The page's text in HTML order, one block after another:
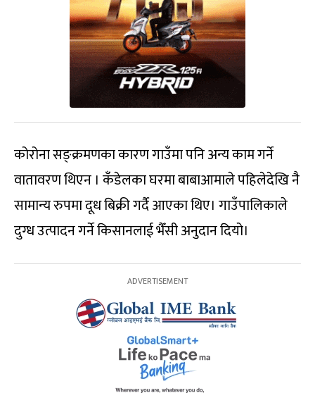
कोरोना सङ्क्रमणका कारण गाउँमा पनि अन्य काम गर्ने
वातावरण थिएन । कँडेलका घरमा बाबाआमाले पहिलेदेखि नै
सामान्य रुपमा दूध बिक्री गर्दै आएका थिए। गाउँपालिकाले
दुग्ध उत्पादन गर्ने किसानलाई भैँसी अनुदान दियो।